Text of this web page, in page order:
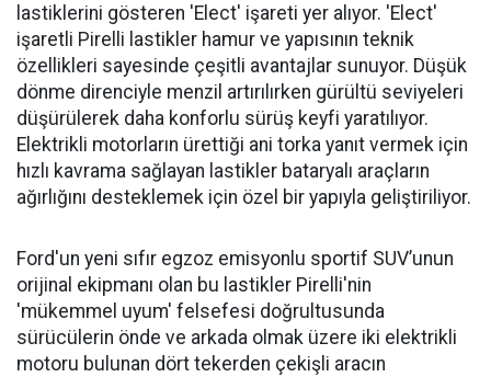
lastiklerini gösteren 'Elect' işareti yer alıyor. 'Elect'
işaretli Pirelli lastikler hamur ve yapısının teknik
özellikleri sayesinde çeşitli avantajlar sunuyor. Düşük
dönme direnciyle menzil artırılırken gürültü seviyeleri
düşürülerek daha konforlu sürüş keyfi yaratılıyor.
Elektrikli motorların ürettiği ani torka yanıt vermek için
hızlı kavrama sağlayan lastikler bataryalı araçların
ağırlığını desteklemek için özel bir yapıyla geliştiriliyor.
Ford'un yeni sıfır egzoz emisyonlu sportif SUV’unun
orijinal ekipmanı olan bu lastikler Pirelli'nin
'mükemmel uyum' felsefesi doğrultusunda
sürücülerin önde ve arkada olmak üzere iki elektrikli
motoru bulunan dört tekerden çekişli aracın